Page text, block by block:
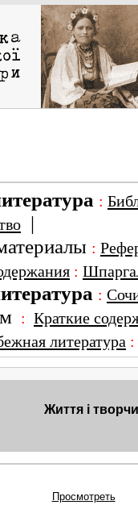
:
|
:
:
:
: Краткие
литература
Життя і
Просмотреть